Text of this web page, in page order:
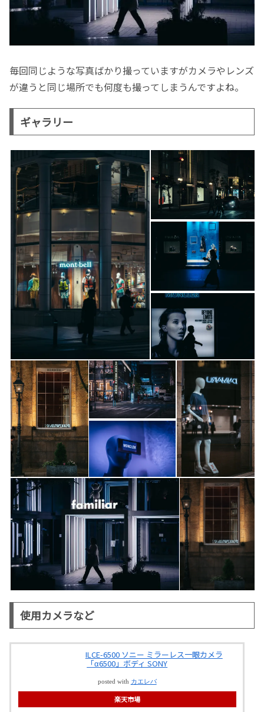
毎回同じような写真ばかり撮っていますがカメラやレンズ
が違うと同じ場所でも何度も撮ってしまうんですよね。
ギャラリー
使用カメラなど
ILCE-6500 ソニー ミラーレス一眼カメラ
「α6500」ボディ SONY
posted with カエレバ
楽天市場